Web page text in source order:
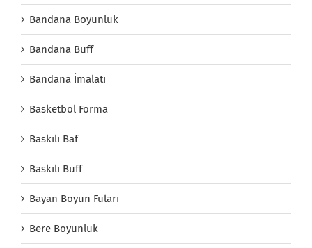
Bandana Boyunluk
Bandana Buff
Bandana İmalatı
Basketbol Forma
Baskılı Baf
Baskılı Buff
Bayan Boyun Fuları
Bere Boyunluk